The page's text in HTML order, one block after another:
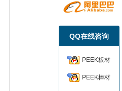
QQ在线咨询
PEEK板材
PEEK棒材